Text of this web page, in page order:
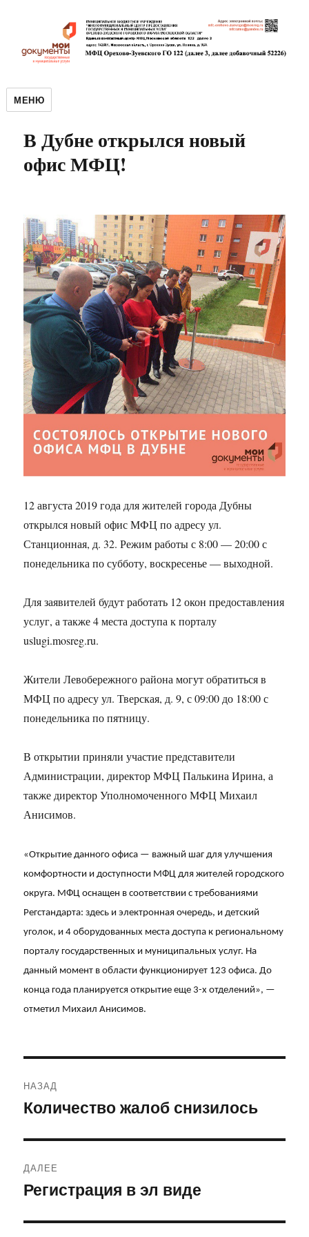
МЕНЮ
В Дубне открылся новый
офис МФЦ!
12 августа 2019 года для жителей города Дубны
открылся новый офис МФЦ по адресу ул.
Станционная, д. 32. Режим работы с 8:00 — 20:00 с
понедельника по субботу, воскресенье — выходной.
Для заявителей будут работать 12 окон предоставления
услуг, а также 4 места доступа к порталу
uslugi.mosreg.ru.
Жители Левобережного района могут обратиться в
МФЦ по адресу ул. Тверская, д. 9, с 09:00 до 18:00 с
понедельника по пятницу.
В открытии приняли участие представители
Администрации, директор МФЦ Палькина Ирина, а
также директор Уполномоченного МФЦ Михаил
Анисимов.
«Открытие данного офиса — важный шаг для улучшения
комфортности и доступности МФЦ для жителей городского
округа. МФЦ оснащен в соответствии с требованиями
Регстандарта: здесь и электронная очередь, и детский
уголок, и 4 оборудованных места доступа к региональному
порталу государственных и муниципальных услуг. На
данный момент в области функционирует 123 офиса. До
конца года планируется открытие еще 3-х отделений», —
отметил Михаил Анисимов.
по
НАЗАД
Предыдущая
Количество жалоб снизилось
ДАЛЕЕ
Следующая
Регистрация в эл виде